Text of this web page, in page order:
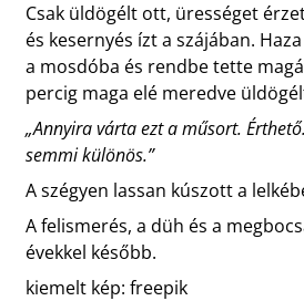
Csak üldögélt ott, ürességet
és kesernyés ízt a szájában.
a mosdóba és rendbe tette
percig maga elé meredve
„Annyira várta ezt a műsort.
semmi különös.”
A szégyen lassan kúszott a
A felismerés, a düh és a
évekkel később.
kiemelt kép: freepik